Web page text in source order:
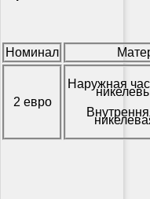
Номинал
2 евро
Наружная